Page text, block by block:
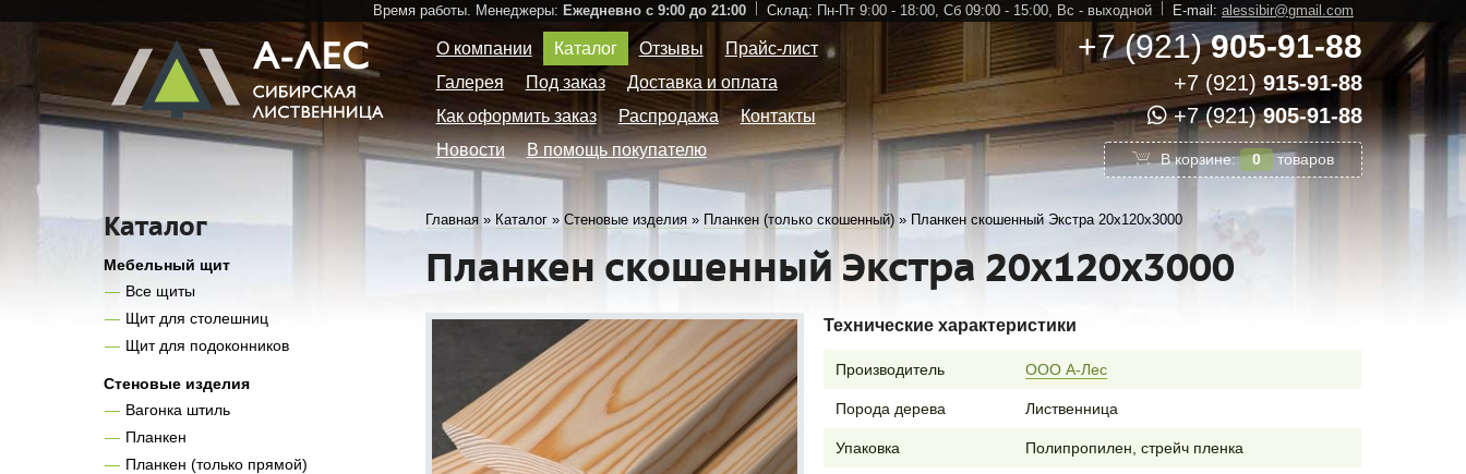
Время работы. Менеджеры: Ежедневно с 9:00 до 21:00 Склад: Пн-Пт 9:00 - 18:00, Сб 09:00 - 15:00, Вс - выходной E-mail: alessibir@gmail.com
О компании Каталог Отзывы
Прайс-лист
Галерея
Под заказ
Доставка и оплата
Как оформить заказ
Распродажа
Контакты
Новости
В помощь покупателю
+7 (921)905-91-88
+7 (921)915-91-88
+7 (921)905-91-88
В корзине: 0 товаров
Каталог
Мебельный щит
Все щиты
Щит для столешниц
Щит для подоконников
Стеновые изделия
Вагонка штиль
Планкен
Планкен (только прямой)
Главная » Каталог » Стеновые изделия » Планкен (только скошенный) » Планкен скошенный Экстра 20х120х3000
Планкен скошенный Экстра 20х120х3000
Технические характеристики
Производитель ООО А-Лес
Порода дерева Лиственница
Упаковка Полипропилен, стрейч пленка